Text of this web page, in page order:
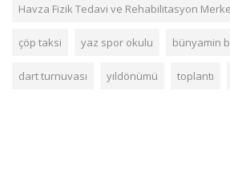
Havza Fizik Tedavi ve Rehabilitasyon
çöp taksi yaz spor okulu bünyamin
dart turnuvası yıldönümü toplantı